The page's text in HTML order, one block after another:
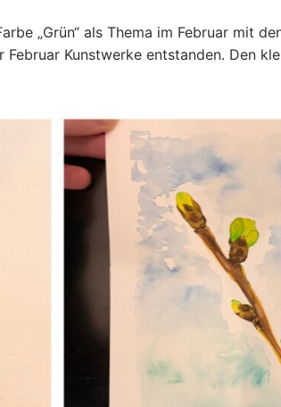
„Grün“ als Thema im Februar mit
Februar Kunstwerke entstanden. Den